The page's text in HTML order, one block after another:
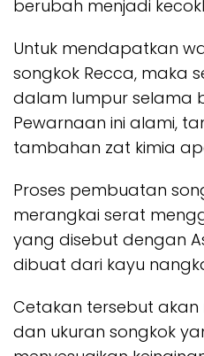
berubah menjadi
Untuk mendapatkan
songkok Recca, maka
dalam lumpur selama
Pewarnaan ini alami,
tambahan zat kimia
Proses pembuatan
merangkai serat
yang disebut dengan
dibuat dari kayu
Cetakan tersebut
dan ukuran songkok